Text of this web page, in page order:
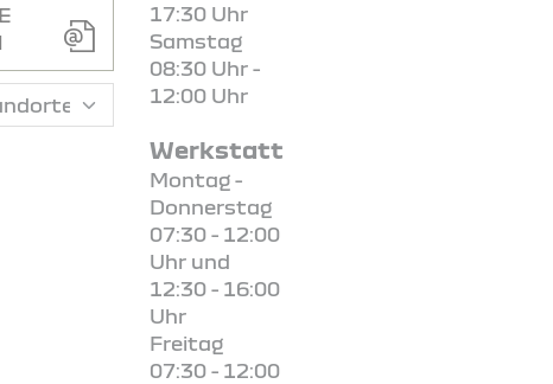
17:30 Uhr
Samstag
08:30 Uhr -
12:00 Uhr
Werkstatt
Montag -
Donnerstag
07:30 - 12:00
Uhr und
12:30 - 16:00
Uhr
Freitag
07:30 - 12:00